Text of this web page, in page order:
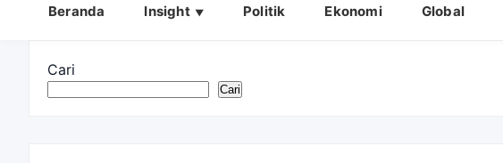
Beranda Insight Politik Ekonomi Global
Cari
Cari